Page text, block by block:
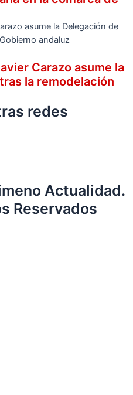
Carazo asume la
la remodelación
redes
Actualidad.
Reservados